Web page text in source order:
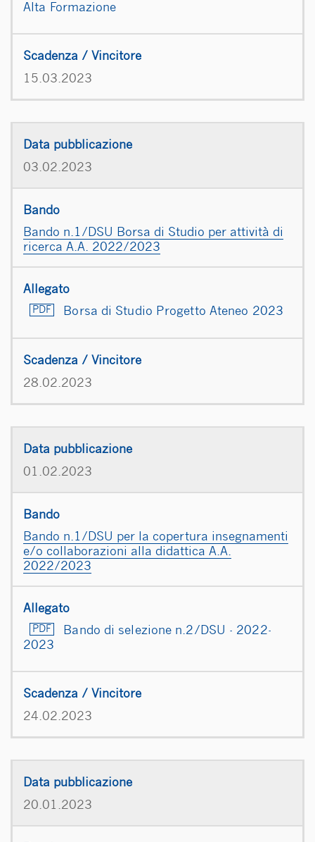
Alta Formazione
15.03.2023
03.02.2023
Bando n.1/DSU Borsa di Studio per attività di
ricerca A.A. 2022/2023
Borsa di Studio Progetto Ateneo 2023
28.02.2023
01.02.2023
Bando n.1/DSU per la copertura insegnamenti
e/o collaborazioni alla didattica A.A.
2022/2023
Bando di selezione n.2/DSU - 2022-
2023
24.02.2023
20.01.2023